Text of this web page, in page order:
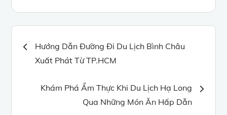
Điều
hướng
Hướng Dẫn Đường Đi Du Lịch Bình Châu
Xuất Phát Từ TP.HCM
Khám Phá Ẩm Thực Khi Du Lịch Hạ Long
Qua Những Món Ăn Hấp Dẫn